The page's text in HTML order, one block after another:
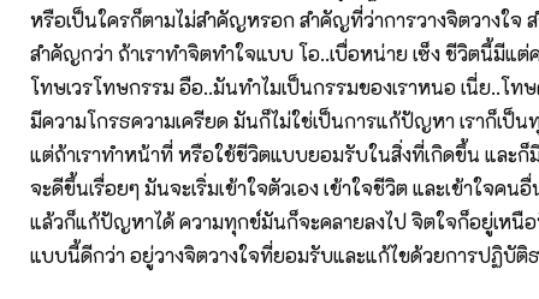
หรือเป็นใครก็ตามไม่สำคัญหรอก สำคัญที่ว่าการวางจิตวางใจ
สำคัญกว่า ถ้าเราทำจิตทำใจแบบ โอ..เบื่อหน่าย เซ็ง ชีวิตนี้มีแต่
โทษเวรโทษกรรม อือ..มันทำไมเป็นกรรมของเราหนอ เนี่ย..โ
มีความโกรธความเครียด มันก็ไม่ใช่เป็นการแก้ปัญหา เราก็เป็
แต่ถ้าเราทำหน้าที่ หรือใช้ชีวิตแบบยอมรับในสิ่งที่เกิดขึ้น และ
จะดีขึ้นเรื่อยๆ มันจะเริ่มเข้าใจตัวเอง เข้าใจชีวิต และเข้าใจค
แล้วก็แก้ปัญหาได้ ความทุกข์มันก็จะคลายลงไป จิตใจก็อยู่เหนื
แบบนี้ดีกว่า อยู่วางจิตวางใจที่ยอมรับและแก้ไขด้วยการปฏิบัติ